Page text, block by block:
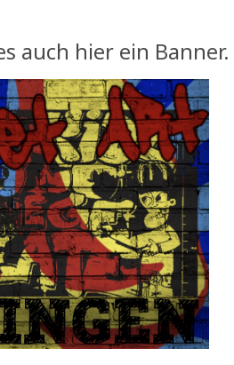
auch hier ein Banner.